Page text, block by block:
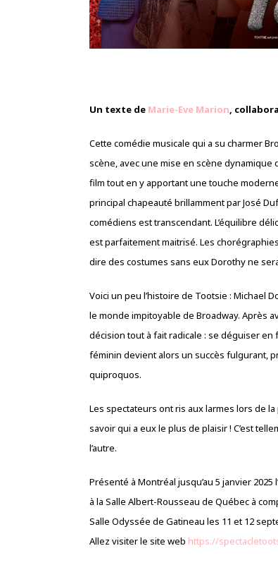
Un texte de Marie-Eve Marion ,
Cette comédie musicale qui a su charmer
scène, avec une mise en scène dynamique
film tout en y apportant une touche
principal chapeauté brillamment par José
comédiens est transcendant. L’équilibre
est parfaitement maitrisé. Les
dire des costumes sans eux Dorothy ne
Voici un peu l’histoire de Tootsie : Michael
le monde impitoyable de Broadway. Après
décision tout à fait radicale : se déguiser
féminin devient alors un succès fulgurant,
quiproquos.
Les spectateurs ont ris aux larmes lors de
savoir qui a eux le plus de plaisir ! C’est
l’autre.
Présenté à Montréal jusqu’au 5 janvier 2025
à la Salle Albert-Rousseau de Québec à
Salle Odyssée de Gatineau les 11 et 12
Allez visiter le site web https://